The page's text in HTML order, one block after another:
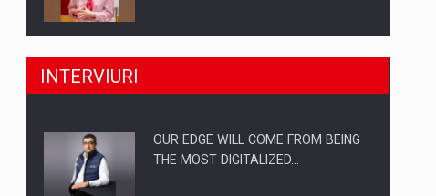
Ce nu stiu Directorii de HR despre
Cum invatam sa spunem nu intr-o
INTERVIURI
OUR EDGE WILL COME FROM BEING
THE MOST DIGITALIZED…